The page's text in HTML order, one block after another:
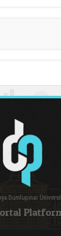
Dumlupınar